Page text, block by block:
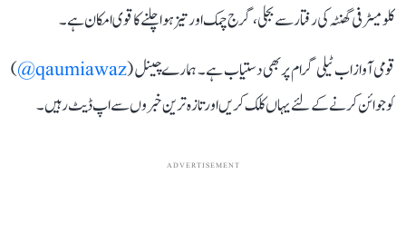
کلومیٹر فی گھنٹہ کی رفتار سے بجلی، گرج چمک اور تیز ہوا چلنے کا قوی امکان ہے۔
قومی آواز اب ٹیلی گرام پر بھی دستیاب ہے۔ ہمارے چینل (qaumiawaz@
)
کو جوائن کرنے کے لئے یہاں کلک کریں اور تازہ ترین خبروں سے اپ ڈیٹ رہیں۔
ADVERTISEMENT